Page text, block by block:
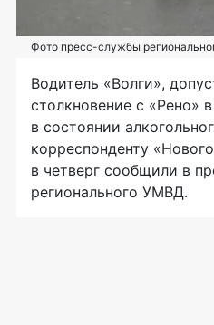
Фото пресс-службы
Водитель «Волги»,
столкновение с «Рено»
в состоянии
корреспонденту
в четверг сообщили в
регионального УМВД.